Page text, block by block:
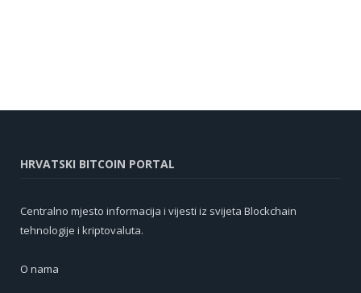
HRVATSKI BITCOIN PORTAL
Centralno mjesto informacija i vijesti iz svijeta Blockchain
tehnologije i kriptovaluta.
O nama